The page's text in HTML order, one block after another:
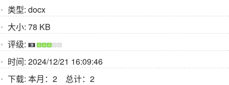
类型: docx
大小: 78 KB
评级:
时间: 2024/12/21 16:09:46
下载: 本月：2 总计：2